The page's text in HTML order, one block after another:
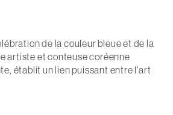
de la couleur bleue et de la
artiste et conteuse coréenne
établit un lien puissant entre l'art